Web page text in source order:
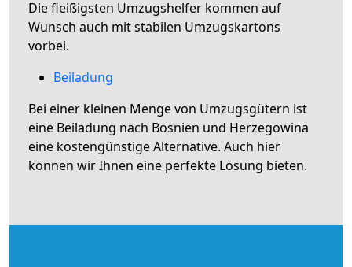
Die fleißigsten Umzugshelfer kommen auf
Wunsch auch mit stabilen Umzugskartons
vorbei.
Beiladung
Bei einer kleinen Menge von Umzugsgütern ist
eine Beiladung nach Bosnien und Herzegowina
eine kostengünstige Alternative. Auch hier
können wir Ihnen eine perfekte Lösung bieten.